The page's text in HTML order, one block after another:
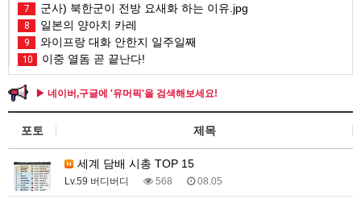
7 군사) 북한군이 전방 요새화 하는 이유.jpg
8 일본의 양아치 카레
9 와이프랑 대화 안한지 일주일째
10 이중 열돔 곧 끝난다!
▶ 네이버,구글에 '유머픽'을 검색해보세요!
포토 제목
세계 담배 시총 TOP 15
Lv.59 버디버디 568 08.05